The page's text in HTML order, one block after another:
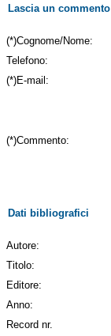
Lascia un commento
(*)Cognome/Nome:
Telefono:
(*)E-mail:
(*)Commento:
Dati bibliografici
Autore:
Titolo:
Editore:
Anno:
Record nr.